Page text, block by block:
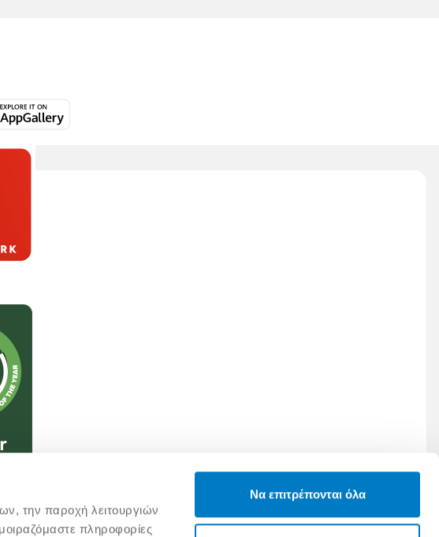
την παροχή λειτουργιών
πληροφορίες
Να επιτρέπονται όλα